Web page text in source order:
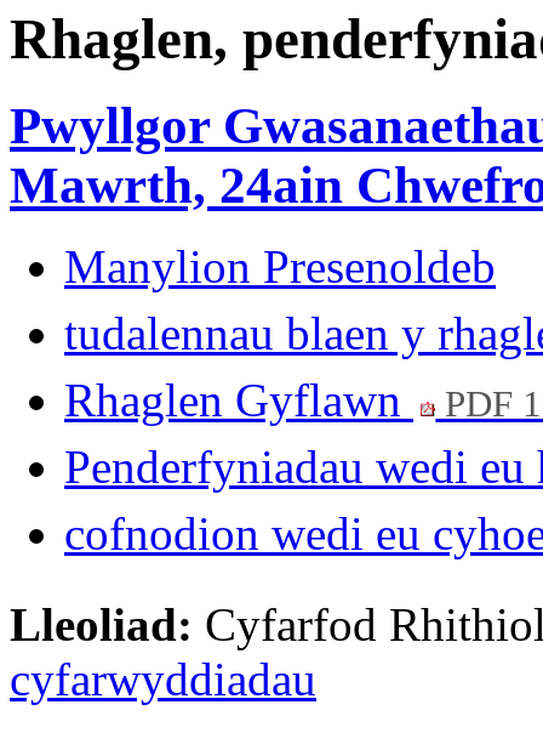
Rhaglen,
Pwyllgor
Mawrth, 24ain
Manylion Presenoldeb
tudalennau blaen y
Rhaglen Gyflawn
PDF
Penderfyniadau wedi
cofnodion wedi eu
Lleoliad: Cyfarfod
cyfarwyddiadau